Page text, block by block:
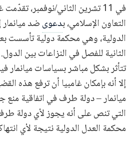
في 11 تشرين الثاني/نوفمبر،
التعاون الإسلامي، بدعوىضد
الدولية، وهي محكمة دولية تأسست
الثانية للفصل في النزاعات بين
تتأثر بشكل مباشر بسياسات ميانمار
إلا أنه بإمكان غامبيا أن ترفع هذه
ميانمار – دولة طرف في اتفاقية منع
التي تنص على أنه يجوز لأي دولة
محكمة العدل الدولية نتيجة لأي